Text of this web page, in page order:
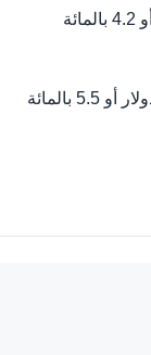
وارتفعت العقود الآجلة لخام برنت 3.86 دولار أو 4.2 بالمائة
كما زادت العقود الآجلة للخام الأمريكي 4.80 دولار أو 5.5 بالمائة